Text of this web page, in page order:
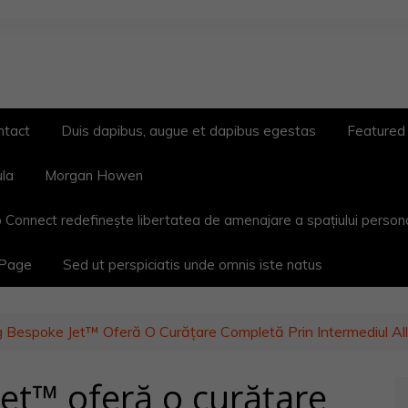
Duis dapibus, augue et dapibus egestas
Morgan Howen
Connect redefinește libertatea de amenajare a spațiului
Sed ut perspiciatis unde omnis iste natus
Bespoke Jet™ Oferă O Curățare Completă Prin Intermediul
oferă o curățare